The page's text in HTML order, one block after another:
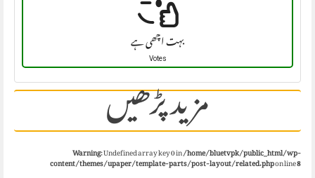
بہت اچھی ہے
Votes
مزید پڑھیں Warning: Undefined array key 0 in/home/bluetvpk/public_html/wp-
content/themes/upaper/template-parts/post-layout/related.phpon line8